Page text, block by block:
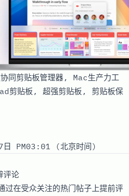
剪贴板管理器, Mac生产力工
贴板, 超强剪贴板, 剪贴板保
日 PM03:01 (北京时间)
评论
过在受众关注的热门帖子上提前评